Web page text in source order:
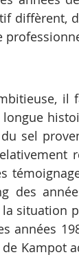
diffèrent,
sel
situation
années
Kampot